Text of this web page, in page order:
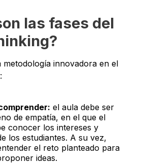
las fases del
metodología innovadora en el
el aula debe ser
de empatía, en el que el
conocer los intereses y
los estudiantes. A su vez,
el reto planteado para
ideas.